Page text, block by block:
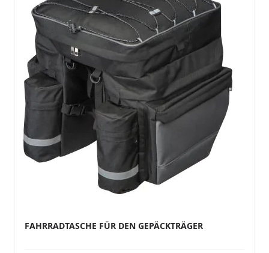
FAHRRADTASCHE FÜR DEN GEPÄCKTRÄGER